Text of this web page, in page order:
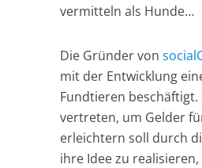
vermitteln als Hunde…
Die Gründer von
mit der Entwicklung
Fundtieren
vertreten, um Gelder
erleichtern soll durch
ihre Idee zu